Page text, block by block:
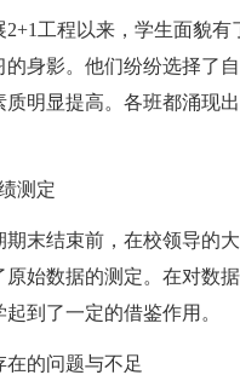
2+1工程以来，学生面貌
的身影。他们纷纷选择了
质明显提高。各班都涌现
测定
期末结束前，在校领导的
原始数据的测定。在对数
起到了一定的借鉴作用。
在的问题与不足